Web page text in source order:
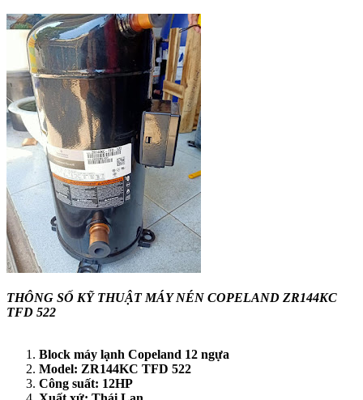
THÔNG SỐ KỸ THUẬT MÁY NÉN COPELAND ZR144KC
TFD 522
Block máy lạnh Copeland 12 ngựa
Model: ZR144KC TFD 522
Công suất: 12HP